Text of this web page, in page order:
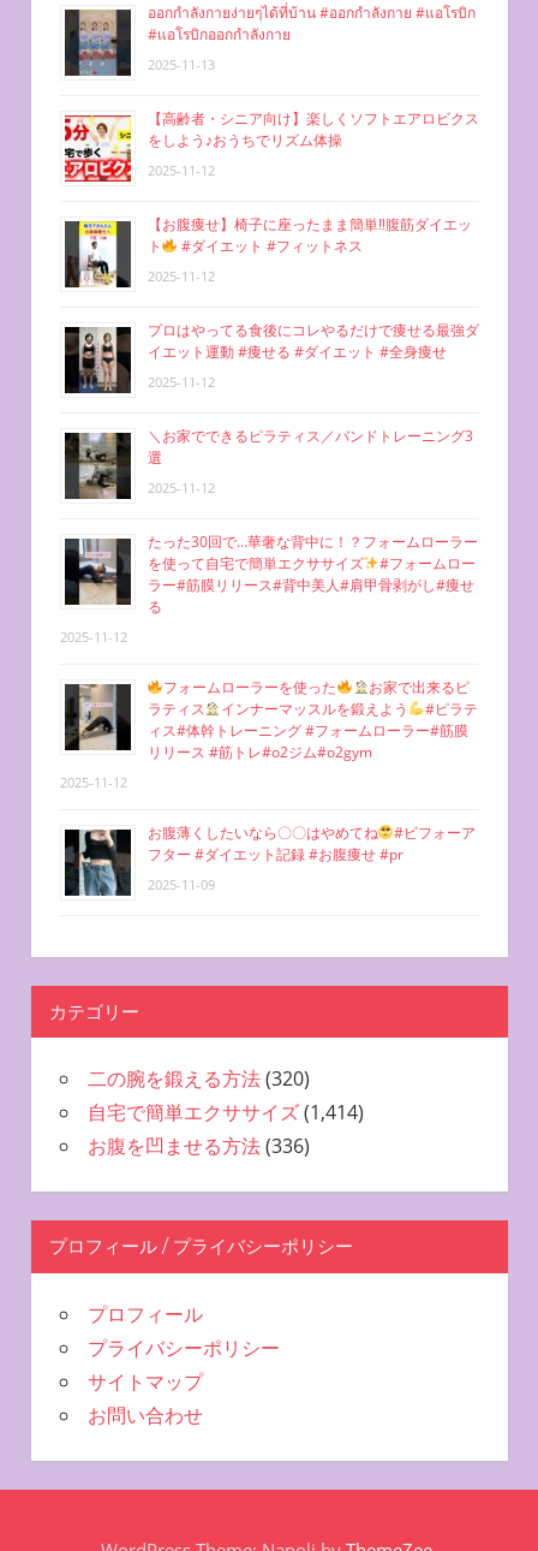
ออกกำลังกายง่ายๆได้ที่บ้าน #ออกกำลังกาย #แอโรบิก
#แอโรบิกออกกำลังกาย
2025-11-13
【高齢者・シニア向け】楽しくソフトエアロビクス
をしよう♪おうちでリズム体操
2025-11-12
【お腹痩せ】椅子に座ったまま簡単‼︎腹筋ダイエッ
ト
#ダイエット #フィットネス
2025-11-12
プロはやってる食後にコレやるだけで痩せる最強ダ
イエット運動 #痩せる #ダイエット #全身痩せ
2025-11-12
＼お家でできるピラティス／バンドトレーニング3
選
2025-11-12
たった30回で…華奢な背中に！？フォームローラー
を使って自宅で簡単エクササイズ
#フォームロー
ラー#筋膜リリース#背中美人#肩甲骨剥がし#痩せ
る
2025-11-12
フォームローラーを使った
お家で出来るピ
ラティス
インナーマッスルを鍛えよう
#ピラテ
ィス#体幹トレーニング #フォームローラー#筋膜
リリース #筋トレ#o2ジム#o2gym
2025-11-12
お腹薄くしたいなら〇〇はやめてね
#ビフォーア
フター #ダイエット記録 #お腹痩せ #pr
2025-11-09
カテゴリー
二の腕を鍛える方法(320)
自宅で簡単エクササイズ(1,414)
お腹を凹ませる方法(336)
プロフィール / プライバシーポリシー
プロフィール
プライバシーポリシー
サイトマップ
お問い合わせ